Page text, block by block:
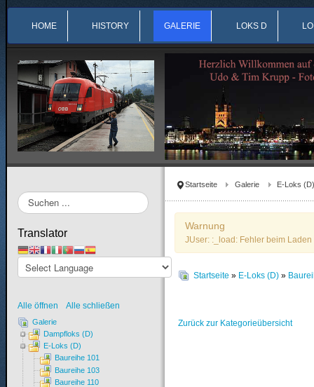
HOME HISTORY GALERIE LOKS D
Startseite Galerie E-Loks (D)
Warnung
JUser: :_load: Fehler beim
Startseite » E-Loks (D) »
Zurück zur Kategorieübersicht
Suchen
...
Translator
Alle öffnen Alle schließen
Galerie
Dampfloks (D)
E-Loks (D)
Baureihe 101
Baureihe 103
Baureihe 110